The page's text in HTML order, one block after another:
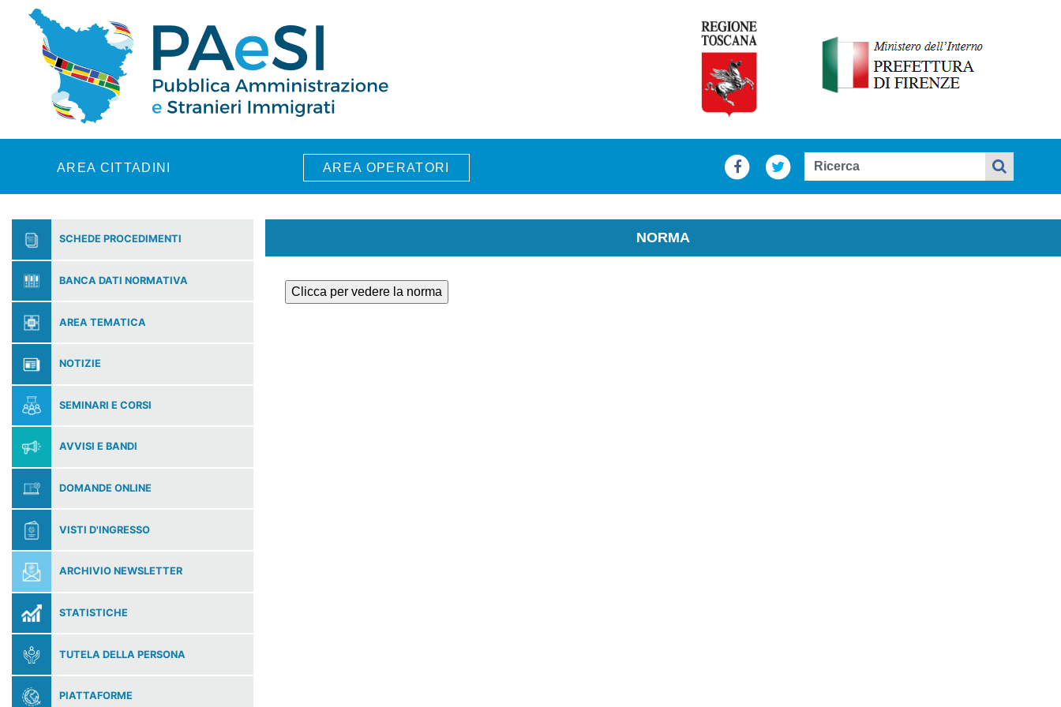
Skip to main content
AREA CITTADINI AREA OPERATORI
SCHEDE PROCEDIMENTI
BANCA DATI NORMATIVA
AREA TEMATICA
NOTIZIE
SEMINARI E CORSI
AVVISI E BANDI
DOMANDE ONLINE
VISTI D'INGRESSO
ARCHIVIO NEWSLETTER
STATISTICHE
TUTELA DELLA PERSONA
PIATTAFORME
NORMA
Clicca per vedere la norma